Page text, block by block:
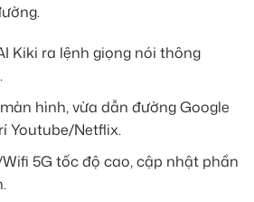
Kiki ra lệnh giọng nói thông
hình, vừa dẫn đường Google
Youtube/Netflix.
5G tốc độ cao, cập nhật phần